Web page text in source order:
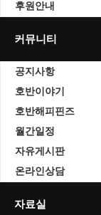
후원안내
커뮤니티
공지사항
호반이야기
호반해피핀즈
월간일정
자유게시판
온라인상담
자료실
공지사항 호반이야기
Total 0건1 페이지
번호